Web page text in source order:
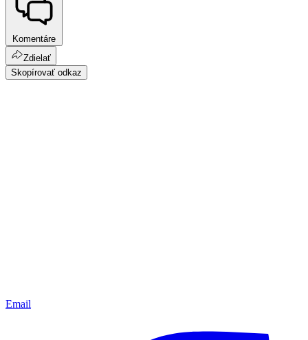
Komentáre
Zdielať
Skopírovať odkaz
Email